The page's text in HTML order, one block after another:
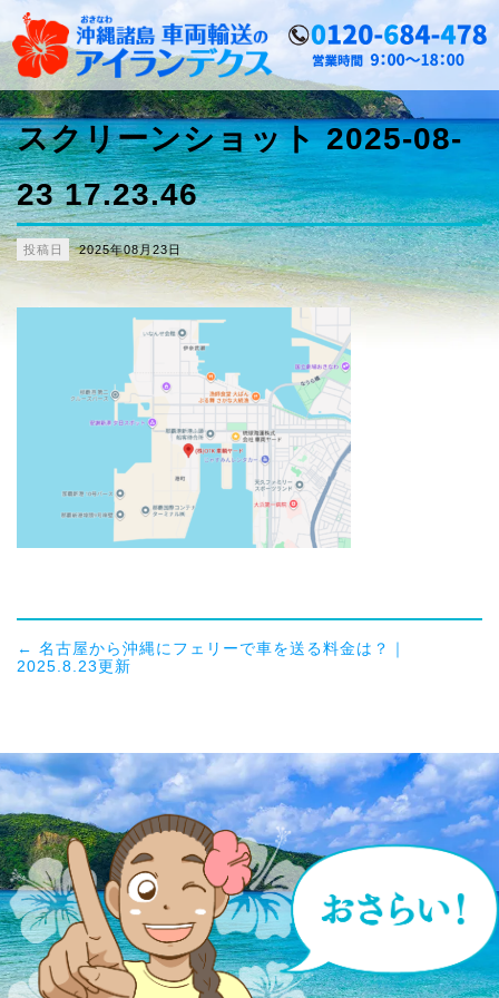
スクリーンショット 2025-08-
23 17.23.46
投稿日 2025年08月23日
← 名古屋から沖縄にフェリーで車を送る料金は？｜
2025.8.23更新